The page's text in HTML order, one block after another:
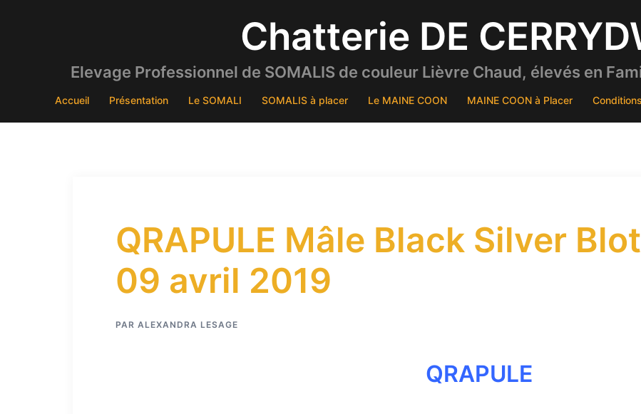
Chatterie DE
Elevage Professionnel de SOMALIS de couleur Lièvre Chaud, élevés en
Accueil Présentation Le SOMALI SOMALIS à placer Le MAINE COON MAINE COON à Placer
QRAPULE Mâle Black Silver
09 avril 2019
PAR ALEXANDRA LESAGE
QRAPULE